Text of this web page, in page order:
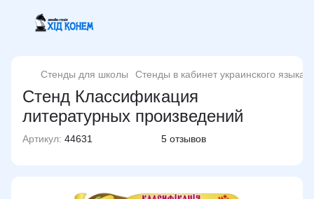
Стенды для школы Стенды в кабинет украинского языка
Стенд Классификация
литературных произведений
Артикул: 44631 5 отзывов